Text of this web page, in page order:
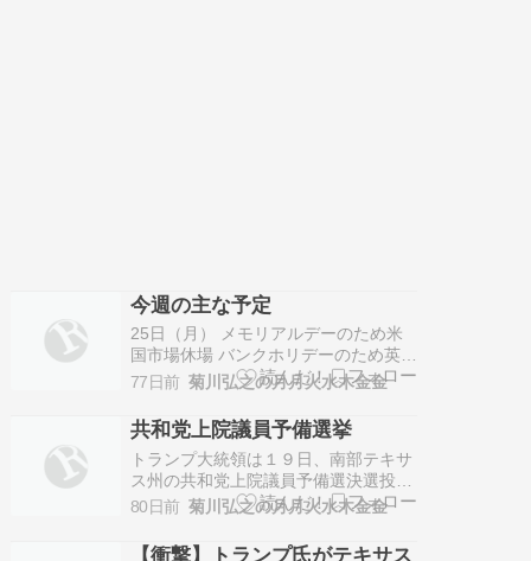
今週の主な予定
25日（月） メモリアルデーのため米
国市場休場 バンクホリデーのため英国
市場休場 仏誕節振替休日のため香港市
のコア指標」 米2年債入札（690億ド
ル） 米消費者信頼感指数（5月） スレ
イペン・オ?ランダ中銀総裁、記者会
見 ヴィンセント加中銀副…
77日前 菊川弘之の月月火水木金金
共和党上院議員予備選挙
トランプ大統領は１９日、南部テキサ
ス州の共和党上院議員予備選決選投票
で、ベテランの現職ジョン・コーニン
ケン・パクストン氏を支持すると表
80日前 菊川弘之の月月火水木金金
【衝撃】トランプ氏がテキサス